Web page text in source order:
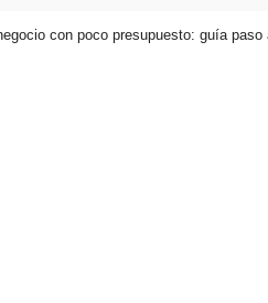
con poco presupuesto: guía